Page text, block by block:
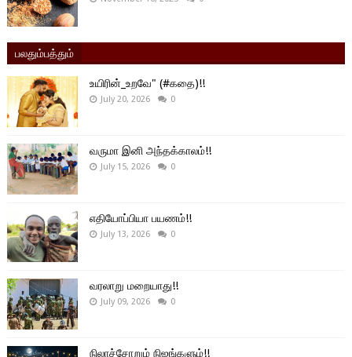
பலதும்பத்தும்
உயிரின்_உறவே" (#கதை)!!
July 20, 2026 0
வருமா இனி அந்தக்காலம்!!
July 15, 2026 0
எதியோப்பியா பயணம்!!
July 13, 2026 0
வரலாறு மறையாது!!
July 09, 2026 0
நிலாச்சோறும் நிஜங்களும்!!